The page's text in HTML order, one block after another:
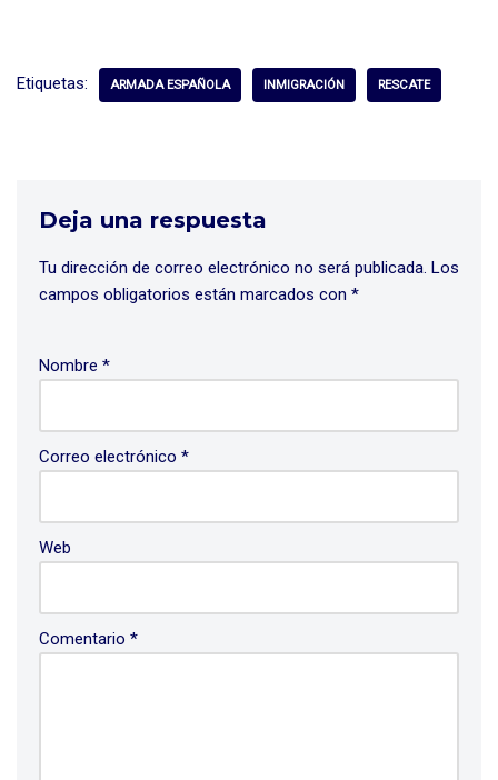
dI
b
p
Etiquetas: ARMADA ESPAÑOLA INMIGRACIÓN RESCATE
Deja una respuesta
Tu dirección de correo electrónico no será publicada. Los
campos obligatorios están marcados con *
Nombre *
Correo electrónico *
Web
Comentario *